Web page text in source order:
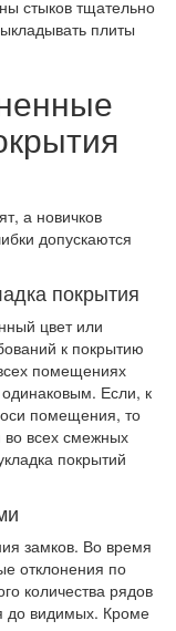
стыков тщательно
плиты
а новичков
допускаются
покрытия
цвет или
к покрытию
помещениях
Если, к
помещения, то
всех смежных
покрытий
замков. Во время
отклонения по
количества рядов
до видимых. Кроме